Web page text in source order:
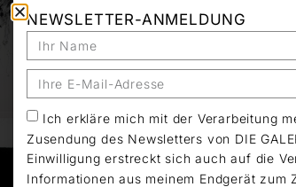
NEWSLETTER-ANMELDUNG
Ich erkläre mich mit der Verarbeitung
Zusendung des Newsletters von DIE
Einwilligung erstreckt sich auch auf die
Informationen aus meinem Endgerät